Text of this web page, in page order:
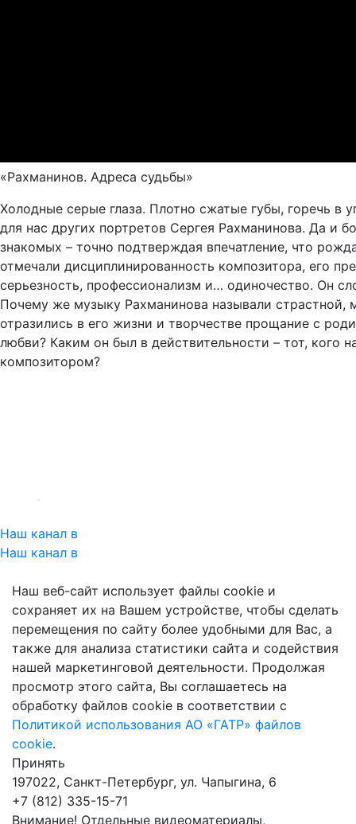
«Рахманинов. Адреса судьбы»
Холодные серые глаза. Плотно сжатые губы, горечь в
для нас других портретов Сергея Рахманинова. Да и
знакомых – точно подтверждая впечатление, что
отмечали дисциплинированность композитора, его
серьезность, профессионализм и… одиночество. Он
Почему же музыку Рахманинова называли страстной,
отразились в его жизни и творчестве прощание с
любви? Каким он был в действительности – тот, кого
композитором?
Наш канал в
Наш канал в
Наш веб-сайт использует файлы cookie и
сохраняет их на Вашем устройстве, чтобы сделать
перемещения по сайту более удобными для Вас, а
также для анализа статистики сайта и содействия
нашей маркетинговой деятельности. Продолжая
просмотр этого сайта, Вы соглашаетесь на
обработку файлов cookie в соответствии с
Политикой использования АО «ГАТР» файлов
cookie.
Принять
197022, Санкт-Петербург, ул. Чапыгина, 6
+7 (812) 335-15-71
Внимание! Отдельные видеоматериалы,